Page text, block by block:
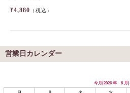
¥4,880 （税込）
営業日カレンダー
今月(2026 年 8 月)